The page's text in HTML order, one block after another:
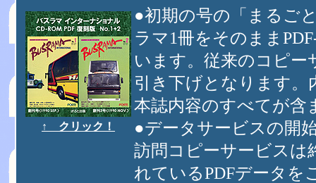
↑ クリック！
●初期の号の「まるご
ラマ1冊をそのまま
います。従来のコピー
引き下げとなります。
本誌内容のすべてが含
●データサービスの開
訪問コピーサービスは
れているPDFデータを